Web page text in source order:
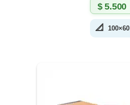
$5.500
📐 100×60